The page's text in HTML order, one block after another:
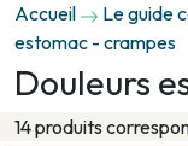
Accueil Le guide
estomac - crampes
Douleurs
14 produits